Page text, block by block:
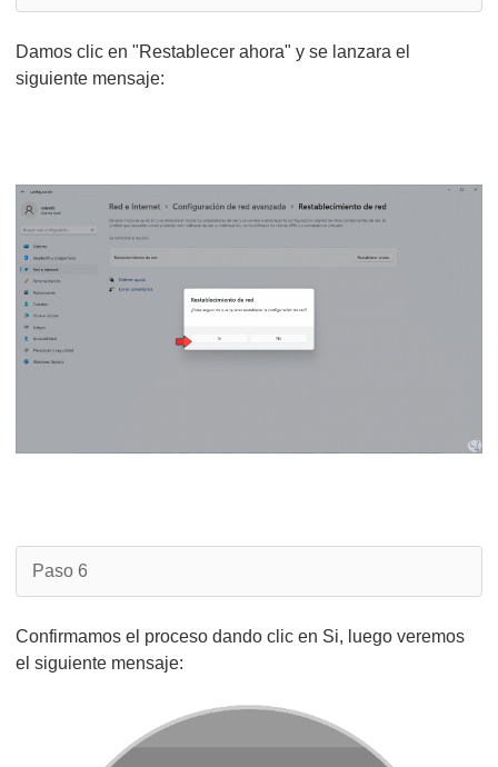
Damos clic en "Restablecer ahora" y se lanzara el
siguiente mensaje:
Paso 6
Confirmamos el proceso dando clic en Si, luego veremos
el siguiente mensaje: